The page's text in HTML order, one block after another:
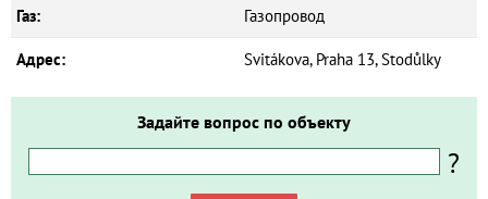
Газ: Газопровод
Адрес: Svitákova, Praha 13, Stodůlky
Задайте вопрос по объекту
?